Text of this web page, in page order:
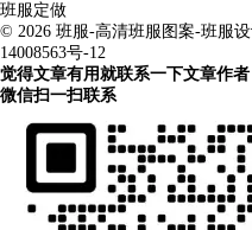
班服定做
© 2026 班服-高清班服图案-班服
14008563号-12
觉得文章有用就联系一下文章作者
微信扫一扫联系